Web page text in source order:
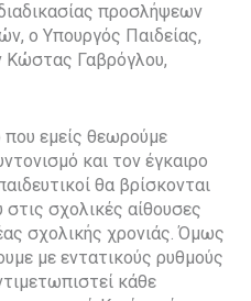
προσλήψεων
ο Υπουργός Παιδείας,
Κώστας Γαβρόγλου,
που εμείς θεωρούμε
και τον έγκαιρο
θα βρίσκονται
σχολικές αίθουσες
σχολικής χρονιάς. Όμως
με εντατικούς ρυθμούς
κάθε